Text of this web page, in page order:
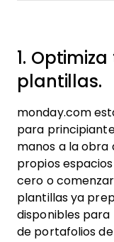
1.
plantillas.
monday.com
para
manos a la obra
propios
cero o
plantillas ya
disponibles para
de portafolios